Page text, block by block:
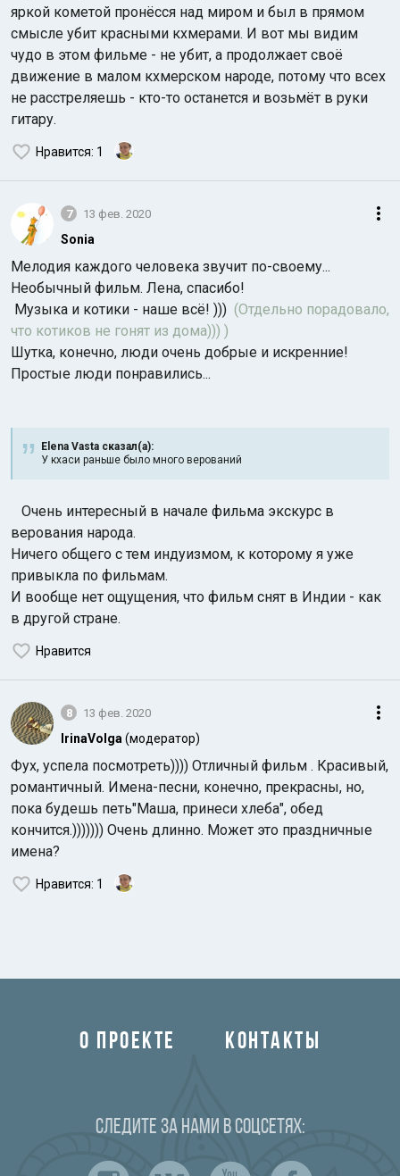
яркой кометой пронёсся над миром и был в прямом
смысле убит красными кхмерами. И вот мы видим
чудо в этом фильме - не убит, а продолжает своё
движение в малом кхмерском народе, потому что всех
не расстреляешь - кто-то останется и возьмёт в руки
гитару.
Нравится: 1
7 13 фев. 2020
Sonia
Мелодия каждого человека звучит по-своему...
Необычный фильм. Лена, спасибо!
Музыка и котики - наше всё! ))) (Отдельно порадовало,
что котиков не гонят из дома))) )
Шутка, конечно, люди очень добрые и искренние!
Простые люди понравились...
Elena Vasta сказал(а):
У кхаси раньше было много верований
Очень интересный в начале фильма экскурс в
верования народа.
Ничего общего с тем индуизмом, к которому я уже
привыкла по фильмам.
И вообще нет ощущения, что фильм снят в Индии - как
в другой стране.
Нравится
8 13 фев. 2020
IrinaVolga (модератор)
Фух, успела посмотреть)))) Отличный фильм . Красивый,
романтичный. Имена-песни, конечно, прекрасны, но,
пока будешь петь"Маша, принеси хлеба", обед
кончится.))))))) Очень длинно. Может это праздничные
имена?
Нравится: 1
О ПРОЕКТЕ КОНТАКТЫ
Следите за нами в соцсетях: